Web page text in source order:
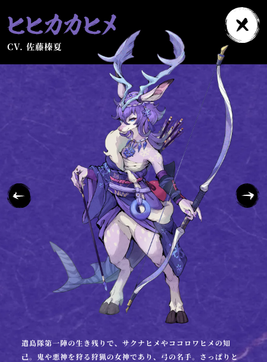
CV. 佐藤榛夏
遣島隊第一陣の生き残りで、サクナヒメやココロワヒメの知
己。鬼や悪神を狩る狩猟の女神であり、弓の名手。さっぱりと